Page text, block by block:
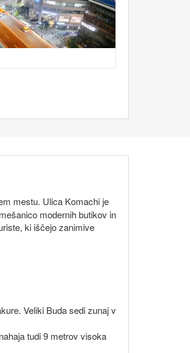
mestu. Ulica Komachi je
modernih butikov in
ki iščejo zanimive
Veliki Buda sedi zunaj v
tudi 9 metrov visoka